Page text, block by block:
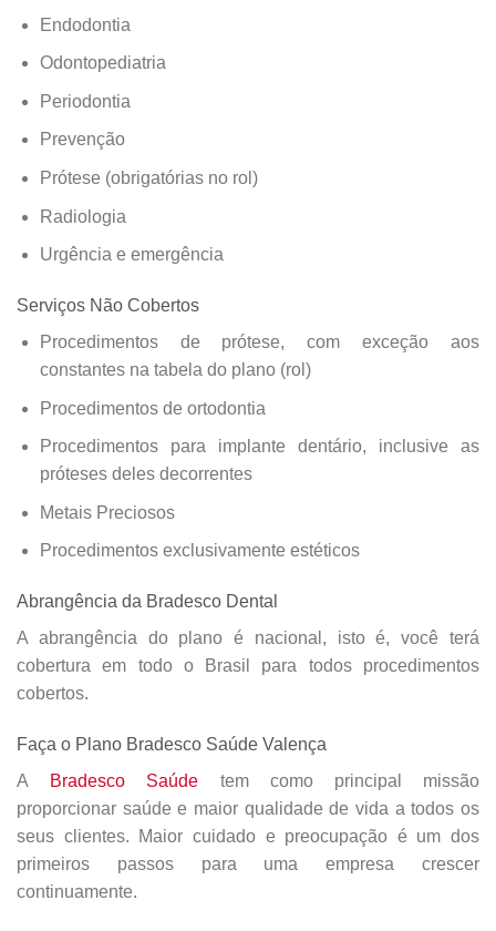
Endodontia
Odontopediatria
Periodontia
Prevenção
Prótese (obrigatórias no rol)
Radiologia
Urgência e emergência
Serviços Não Cobertos
Procedimentos de prótese, com exceção aos
constantes na tabela do plano (rol)
Procedimentos de ortodontia
Procedimentos para implante dentário, inclusive as
próteses deles decorrentes
Metais Preciosos
Procedimentos exclusivamente estéticos
Abrangência da Bradesco Dental
A abrangência do plano é nacional, isto é, você terá
cobertura em todo o Brasil para todos procedimentos
cobertos.
Faça o Plano Bradesco Saúde Valença
A
Bradesco Saúde tem como principal missão
proporcionar saúde e maior qualidade de vida a todos os
seus clientes. Maior cuidado e preocupação é um dos
primeiros passos para uma empresa crescer
continuamente.